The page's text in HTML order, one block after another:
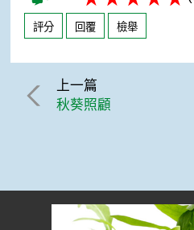
評分 回覆 檢舉
上一篇
秋葵照顧